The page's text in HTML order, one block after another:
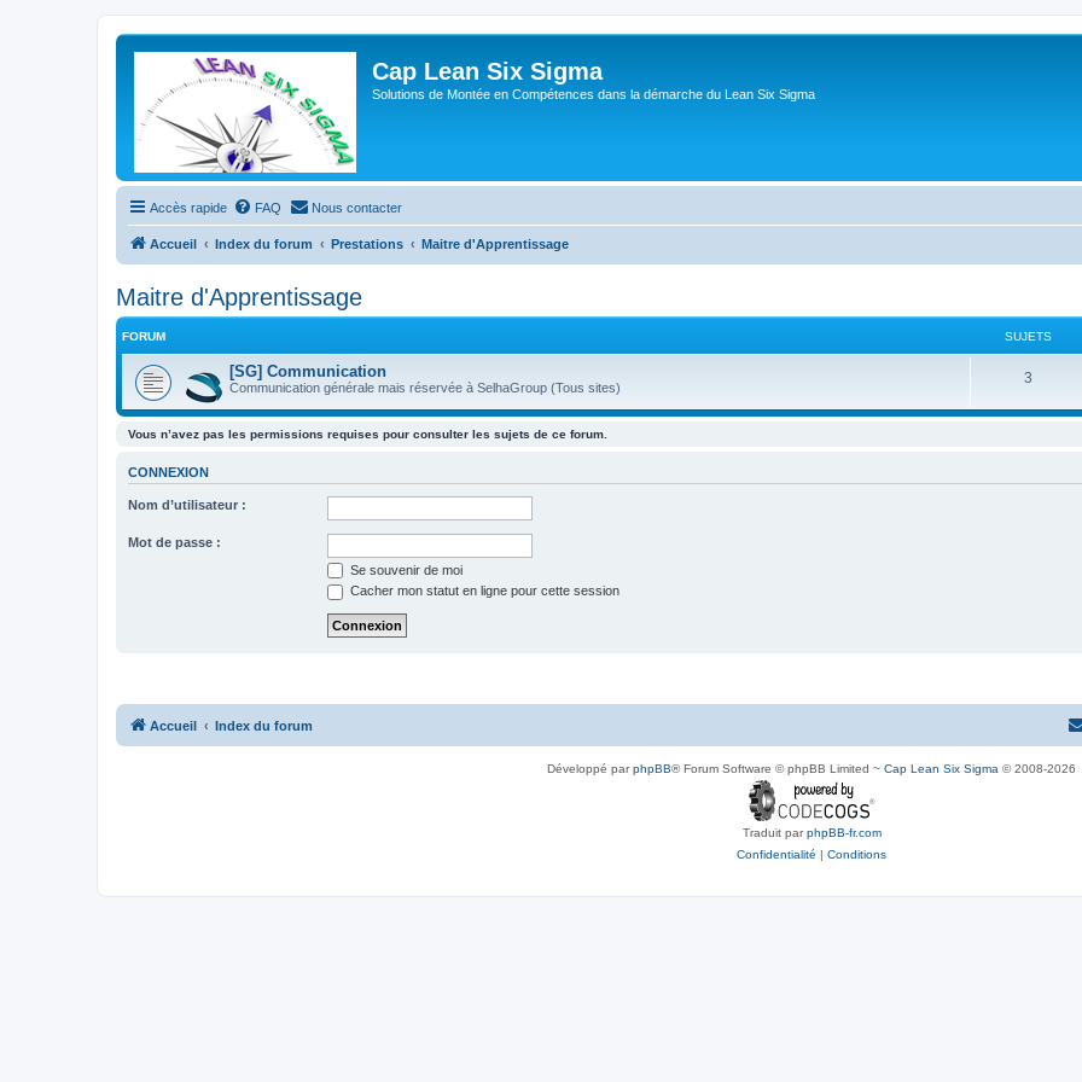
Cap Lean Six Sigma
Solutions de Montée en Compétences dans la démarche du Lean Six Sigma
Accès rapide FAQ Nous contacter
Accueil Index du forum Prestations Maitre d'Apprentissage
Maitre d'Apprentissage
FORUM SUJETS
[SG] Communication
Communication générale mais réservée à SelhaGroup (Tous sites)
3
Vous n’avez pas les permissions requises pour consulter les sujets de ce forum.
CONNEXION
Nom d’utilisateur :
Mot de passe :
Se souvenir de moi
Cacher mon statut en ligne pour cette session
Accueil Index du forum
Développé parphpBB® Forum Software © phpBB Limited ~ Cap Lean Six Sigma © 2008-2026
Traduit parphpBB-fr.com
Confidentialité | Conditions